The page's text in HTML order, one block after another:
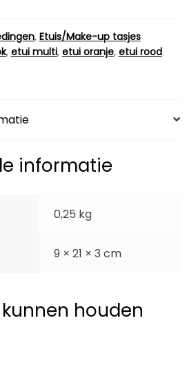
, Etuis/Make-up tasjes
, etui multi, etui oranje, etui rood
informatie
0,25 kg
9 × 21 × 3 cm
houden